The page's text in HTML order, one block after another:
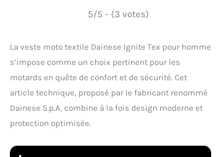
5/5 - (3 votes)
La veste moto textile Dainese Ignite Tex pour homme
s’impose comme un choix pertinent pour les
motards en quête de confort et de sécurité. Cet
article technique, proposé par le fabricant renommé
Dainese S.p.A, combine à la fois design moderne et
protection optimisée.